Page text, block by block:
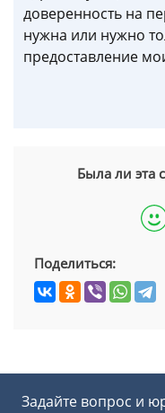
доверенность на
нужна или нужно
предоставление
Была ли эта
Поделиться:
Задайте вопрос и